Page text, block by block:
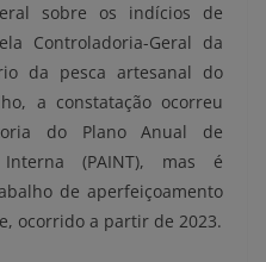
sobre os indícios de
Controladoria-Geral da
da pesca artesanal do
a constatação ocorreu
do Plano Anual de
(PAINT), mas é
de aperfeiçoamento
ocorrido a partir de 2023.